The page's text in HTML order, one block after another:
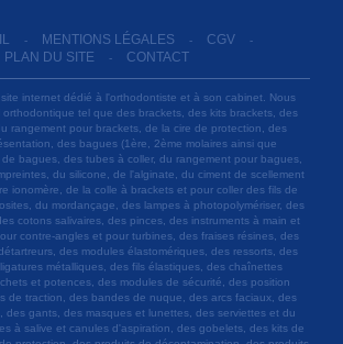
- MENTIONS LÉGALES - CGV -
PLAN DU SITE - CONTACT
internet dédié à l'orthodontiste et à son cabinet. Nous
tel que des brackets, des kits brackets, des
rangement pour brackets, de la cire de protection, des
des bagues (1ère, 2ème molaires ainsi que
de bagues, des tubes à coller, du rangement pour bagues,
du silicone, de l'alginate, du ciment de scellement
ionomère, de la colle à brackets et pour coller des fils de
du mordançage, des lampes à photopolymériser, des
cotons salivaires, des pinces, des instruments à main et
contre-angles et pour turbines, des fraises résines, des
des modules élastomériques, des ressorts, des
métalliques, des fils élastiques, des chaînettes
et potences, des modules de sécurité, des position
de traction, des bandes de nuque, des arcs faciaux, des
des gants, des masques et lunettes, des serviettes et du
à salive et canules d'aspiration, des gobelets, des kits de